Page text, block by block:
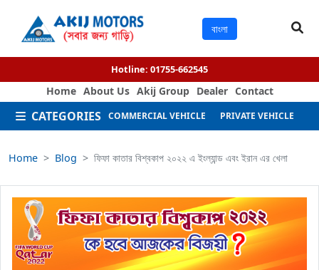
বাংলা
Hotline: 01755-662545
Home About Us Akij Group Dealer Contact
CATEGORIES COMMERCIAL VEHICLE PRIVATE VEHICLE
Home Blog ফিফা কাতার বিশ্বকাপ ২০২২ এ ইংল্যান্ড এবং ইরান এর খেলা